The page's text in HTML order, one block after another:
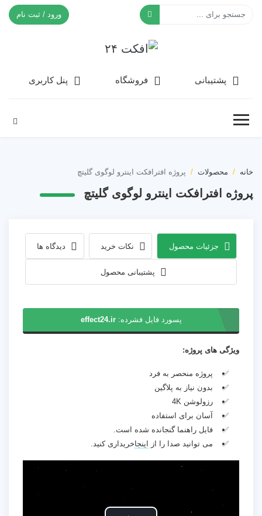
ورود / ثبت نام
پشتیبانی فروشگاه پنل کاربری
خانه محصولات پروژه افترافکت اینترو لوگوی گلیتچ
پروژه افترافکت اینترو لوگوی گلیتچ
جزئیات محصول نکات خرید دیدگاه ها
پشتیبانی محصول
پسورد فایل فشرده:effect24.ir
ویژگی های پروژه:
پروژه منحصر به فرد
بدون نیاز به پلاگین
رزولوشن 4K
آسان برای استفاده
فایل راهنما گنجانده شده است.
می توانید صدا را از اینجاخریداری کنید.